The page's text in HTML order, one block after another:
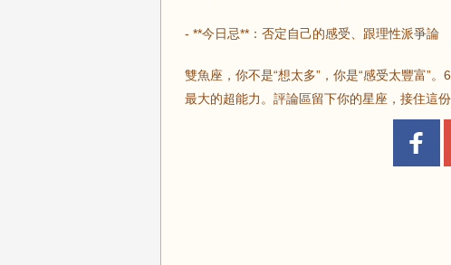
- **今日忌**：否定自己的感受、跟理性派爭論
雙魚座，你不是“想太多”，你是“感受太豐富”
最大的超能力。評論區留下你的星座，接住這